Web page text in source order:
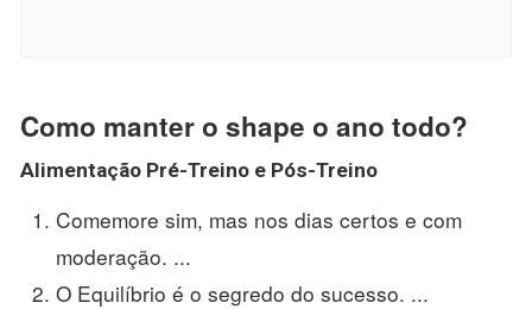
Como manter o shape o ano todo?
Alimentação Pré-Treino e Pós-Treino
Comemore sim, mas nos dias certos e com
moderação. ...
O Equilíbrio é o segredo do sucesso. ...